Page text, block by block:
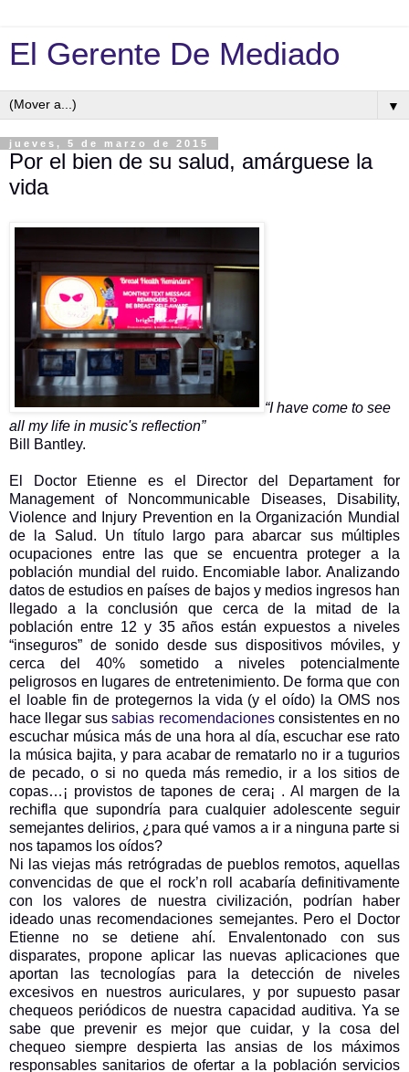
El Gerente De Mediado
▼
jueves, 5 de marzo de 2015
Por el bien de su salud, amárguese la
vida
“I have come to see
all my life in music's reflection”
Bill Bantley.
El Doctor Etienne es el Director del Departament for
Management of Noncommunicable Diseases, Disability,
Violence and Injury Prevention en la Organización Mundial
de la Salud. Un título largo para abarcar sus múltiples
ocupaciones entre las que se encuentra proteger a la
población mundial del ruido. Encomiable labor. Analizando
datos de estudios en países de bajos y medios ingresos han
llegado a la conclusión que cerca de la mitad de la
población entre 12 y 35 años están expuestos a niveles
“inseguros” de sonido desde sus dispositivos móviles, y
cerca del 40% sometido a niveles potencialmente
peligrosos en lugares de entretenimiento. De forma que con
el loable fin de protegernos la vida (y el oído) la OMS nos
hace llegar sussabias recomendacionesconsistentes en no
escuchar música más de una hora al día, escuchar ese rato
la música bajita, y para acabar de rematarlo no ir a tugurios
de pecado, o si no queda más remedio, ir a los sitios de
copas…¡ provistos de tapones de cera¡ . Al margen de la
rechifla que supondría para cualquier adolescente seguir
semejantes delirios, ¿para qué vamos a ir a ninguna parte si
nos tapamos los oídos?
Ni las viejas más retrógradas de pueblos remotos, aquellas
convencidas de que el rock’n roll acabaría definitivamente
con los valores de nuestra civilización, podrían haber
ideado unas recomendaciones semejantes. Pero el Doctor
Etienne no se detiene ahí. Envalentonado con sus
disparates, propone aplicar las nuevas aplicaciones que
aportan las tecnologías para la detección de niveles
excesivos en nuestros auriculares, y por supuesto pasar
chequeos periódicos de nuestra capacidad auditiva. Ya se
sabe que prevenir es mejor que cuidar, y la cosa del
chequeo siempre despierta las ansias de los máximos
responsables sanitarios de ofertar a la población servicios